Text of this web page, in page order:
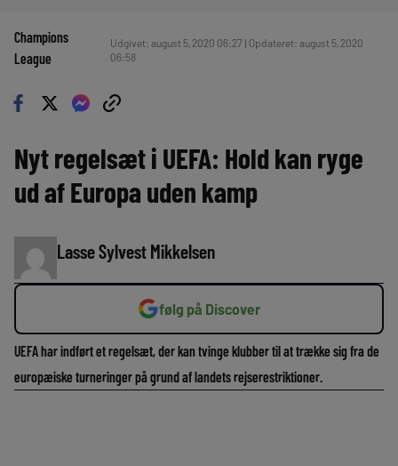
Champions
League
Udgivet: august 5, 2020 06:27 | Opdateret: august 5, 2020
06:58
Nyt regelsæt i UEFA: Hold kan ryge
ud af Europa uden kamp
Lasse Sylvest Mikkelsen
følg på Discover
UEFA har indført et regelsæt, der kan tvinge klubber til at trække sig fra de
europæiske turneringer på grund af landets rejserestriktioner.